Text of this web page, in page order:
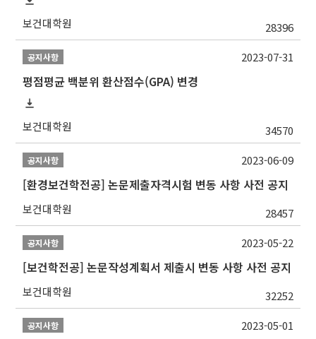
보건대학원 28396
공지사항
평점평균 백분위 환산점수(GPA) 변경
보건대학원 34570
2023-07-31
공지사항
[환경보건학전공] 논문제출자격시험 변동 사항 사전 공지
보건대학원 28457
2023-06-09
공지사항
[보건학전공] 논문작성계획서 제출시 변동 사항 사전 공지
보건대학원 32252
2023-05-22
공지사항 2023-05-01